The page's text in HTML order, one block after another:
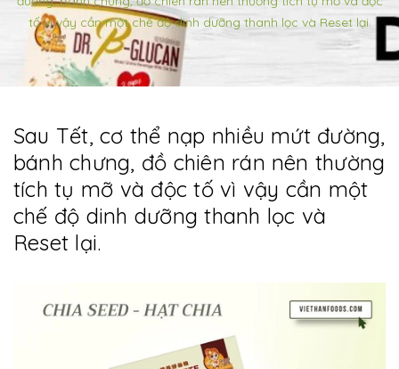
tố vì vậy cần một chế độ dinh dưỡng thanh lọc và Reset lại.
Sau Tết, cơ thể nạp nhiều mứt đường,
bánh chưng, đồ chiên rán nên thường
tích tụ mỡ và độc tố vì vậy cần một
chế độ dinh dưỡng thanh lọc và
Reset lại.